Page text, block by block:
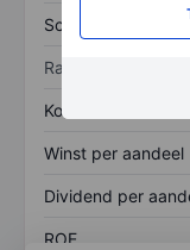
Schulden
Ratio's
Koers/omzetratio
Winst per aandeel
Dividend per
ROE